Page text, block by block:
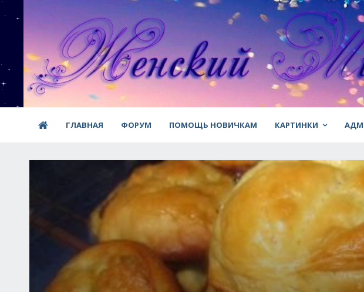
ГЛАВНАЯ ФОРУМ ПОМОЩЬ НОВИЧКАМ КАРТИНКИ